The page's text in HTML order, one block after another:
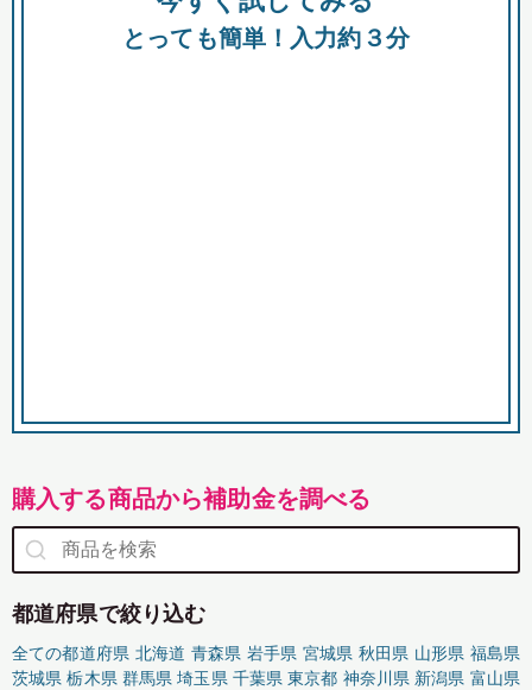
とっても簡単！入力約３分
購入する商品から補助金を調べる
都道府県で絞り込む
全ての都道府県 北海道 青森県 岩手県 宮城県 秋田県 山形県 福島県
茨城県 栃木県 群馬県 埼玉県 千葉県 東京都 神奈川県 新潟県 富山県